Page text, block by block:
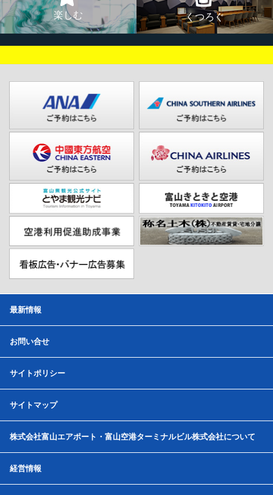
楽しむ くつろぐ
最新情報
お問い合せ
サイトポリシー
サイトマップ
株式会社富山エアポート・富山空港ターミナルビル株式会社について
経営情報